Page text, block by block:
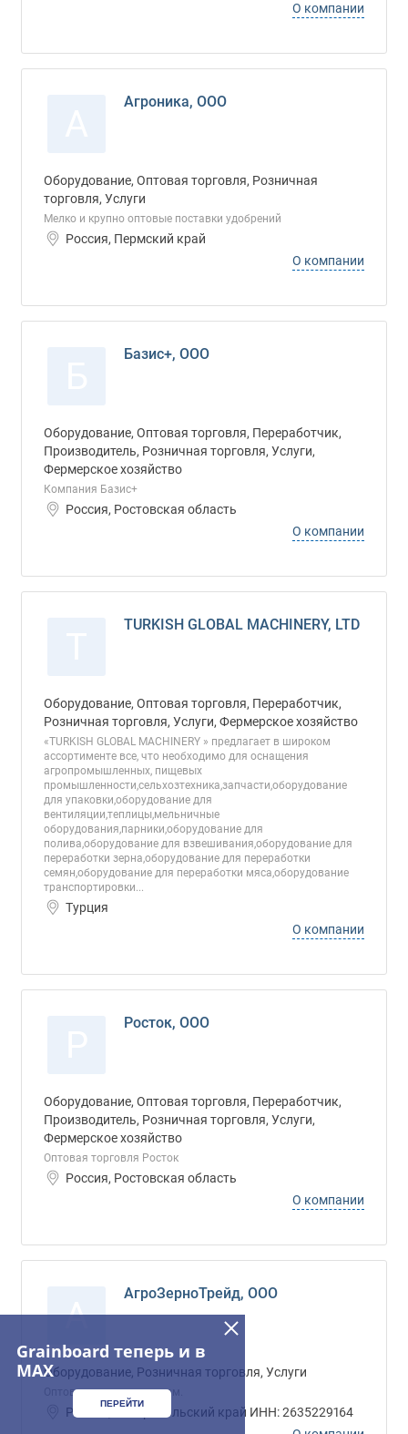
О компании
Агроника, ООО
Оборудование, Оптовая торговля, Розничная
торговля, Услуги
Мелко и крупно оптовые поставки удобрений
Россия, Пермский край
О компании
Базис+, ООО
Оборудование, Оптовая торговля, Переработчик,
Производитель, Розничная торговля, Услуги,
Фермерское хозяйство
Компания Базис+
Россия, Ростовская область
О компании
TURKISH GLOBAL MACHINERY, LTD
Оборудование, Оптовая торговля, Переработчик,
Розничная торговля, Услуги, Фермерское хозяйство
«TURKISH GLOBAL MACHINERY » предлагает в широком
ассортименте все, что необходимо для оснащения
агропромышленных, пищевых
промышленности,сельхозтехника,запчасти,оборудование
для упаковки,оборудование для
вентиляции,теплицы,мельничные
оборудования,парники,оборудование для
полива,оборудование для взвешивания,оборудование для
переработки зерна,оборудование для переработки
семян,оборудование для переработки мяса,оборудование
транспортировки...
Турция
О компании
Росток, ООО
Оборудование, Оптовая торговля, Переработчик,
Производитель, Розничная торговля, Услуги,
Фермерское хозяйство
Оптовая торговля Росток
Россия, Ростовская область
О компании
А
АгроЗерноТрейд, ООО
Оборудование, Розничная торговля, Услуги
Оптовая торговля зерном.
Россия, Ставропольский край ИНН: 2635229164
Grainboard теперь и в
MAX
ПЕРЕЙТИ